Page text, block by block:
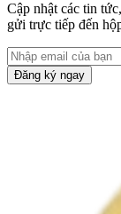
Cập nhật các tin
gửi trực tiếp đến
Đăng ký ngay